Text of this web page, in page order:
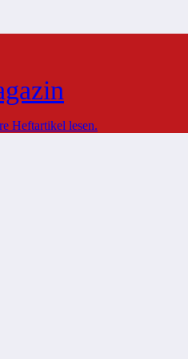
Heftartikel lesen.